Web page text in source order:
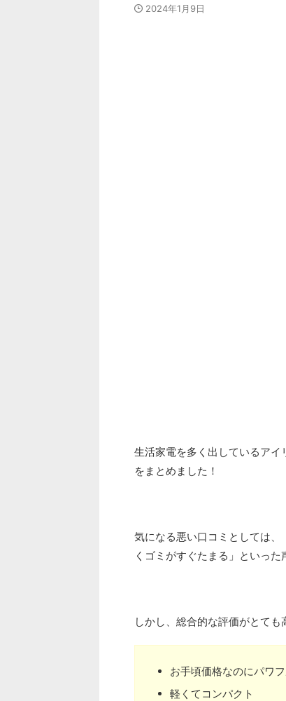
2024年1月9日
生活家電を多く出しているア
をまとめました！
気になる悪い口コミとしては
くゴミがすぐたまる」といった
しかし、総合的な評価がとても
お手頃価格なのにパワ
軽くてコンパクト